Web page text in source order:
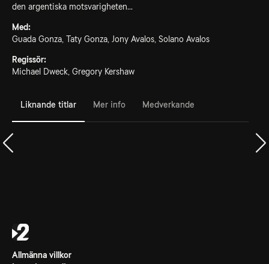
den argentiska motsvarigheten...
Med:
Guada Gonza, Taty Gonza, Jony Avalos, Solano Avalos
Regissör:
Michael Dweck, Gregory Kershaw
Liknande titlar Mer info Medverkande
Allmänna villkor